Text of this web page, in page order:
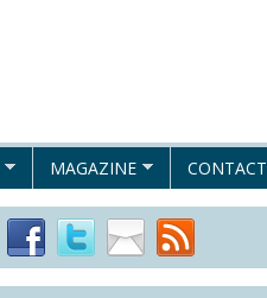
MAGAZINE CONTACT